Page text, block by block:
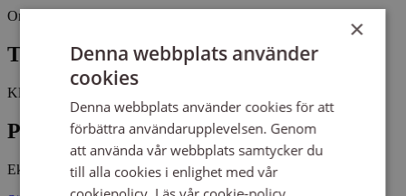
Onsdag
Tid
Kl 12:00 - 12:30
Plats
Eksjö kyrka
×
Denna webbplats använder
cookies
Denna webbplats använder cookies för att
förbättra användarupplevelsen. Genom
att använda vår webbplats samtycker du
till alla cookies i enlighet med vår